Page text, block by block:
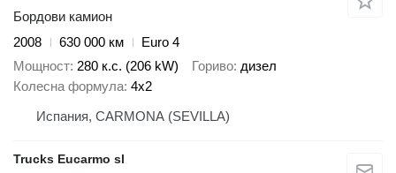
Бордови камион
2008
630 000 км
Euro 4
Мощност 280 к.с. (206 kW) Гориво дизел
Колесна формула 4x2
Испания, CARMONA (SEVILLA)
Trucks Eucarmo sl